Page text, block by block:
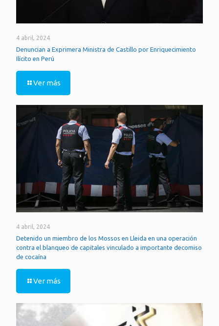
4 abril, 2024
Denuncian a Exprimera Ministra de Castillo por Enriquecimiento
Ilícito en Perú
Ver más
4 abril, 2024
Detenido un miembro de los Mossos en Lleida en una operación
contra el blanqueo de capitales vinculado a importante decomiso
de cocaína
Ver más